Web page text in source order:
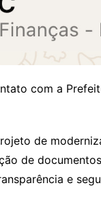
com a
de
de
e